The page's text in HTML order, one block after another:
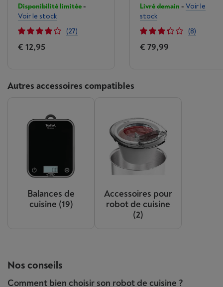
Disponibilité limitée-
Voir le stock
(27)
€ 12,95
Livré demain - Voir le
stock
(8)
€ 79,99
Autres accessoires compatibles
Balances de
cuisine (19)
Accessoires pour
robot de cuisine
(2)
Nos conseils
Comment bien choisir son robot de cuisine ?